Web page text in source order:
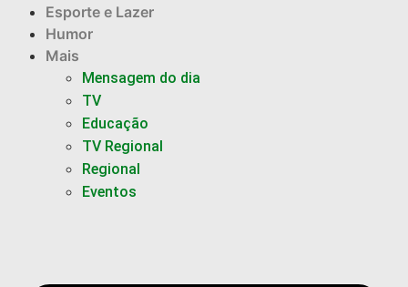
Esporte e Lazer
Humor
Mais
Mensagem do dia
TV
Educação
TV Regional
Regional
Eventos